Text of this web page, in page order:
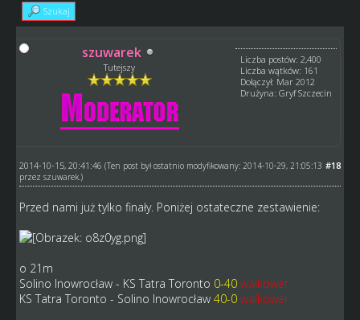
Szukaj
szuwarek
Tutejszy
Liczba postów: 2,400
Liczba wątków: 161
Dołączył: Mar 2012
Drużyna: Gryf Szczecin
#18
2014-10-15, 20:41:46 (Ten post był ostatnio modyfikowany: 2014-10-29, 21:05:13
przez szuwarek.)
Przed nami już tylko finały. Poniżej ostateczne zestawienie:
o 21m
Solino Inowrocław - KS Tatra Toronto 0-40 walkower
KS Tatra Toronto - Solino Inowrocław 40-0 walkower